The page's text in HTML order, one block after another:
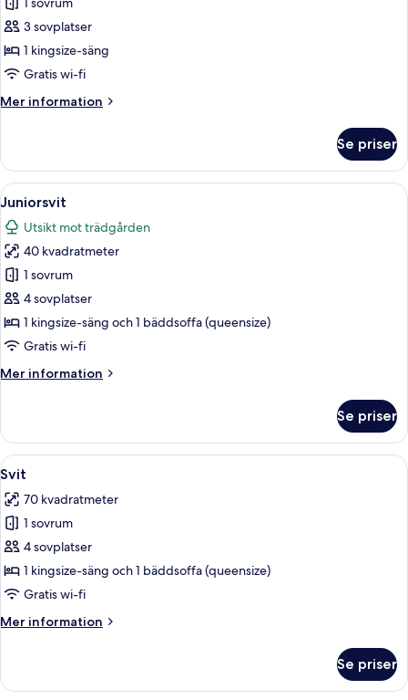
Parc
Terrasse
3 sovplatser
1 kingsize-säng
Gratis wi-fi
Mer information
Mer
Parc
Terrasse
Se priser
Öppna
alla
foton
för
Juniorsvit
Juniorsvit | Sängtillbehör av högsta
4
Juniorsvit
Utsikt mot trädgården
40 kvadratmeter
1 sovrum
4 sovplatser
1 kingsize-säng och 1 bäddsoffa (queensize)
Gratis wi-fi
Mer information
Mer
Se priser
Öppna
alla
foton
för
Svit
Svit | Sängtillbehör av högsta
3
Svit
70 kvadratmeter
1 sovrum
4 sovplatser
1 kingsize-säng och 1 bäddsoffa (queensize)
Gratis wi-fi
Mer information
Mer
Se priser